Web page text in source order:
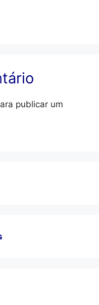
publicar um